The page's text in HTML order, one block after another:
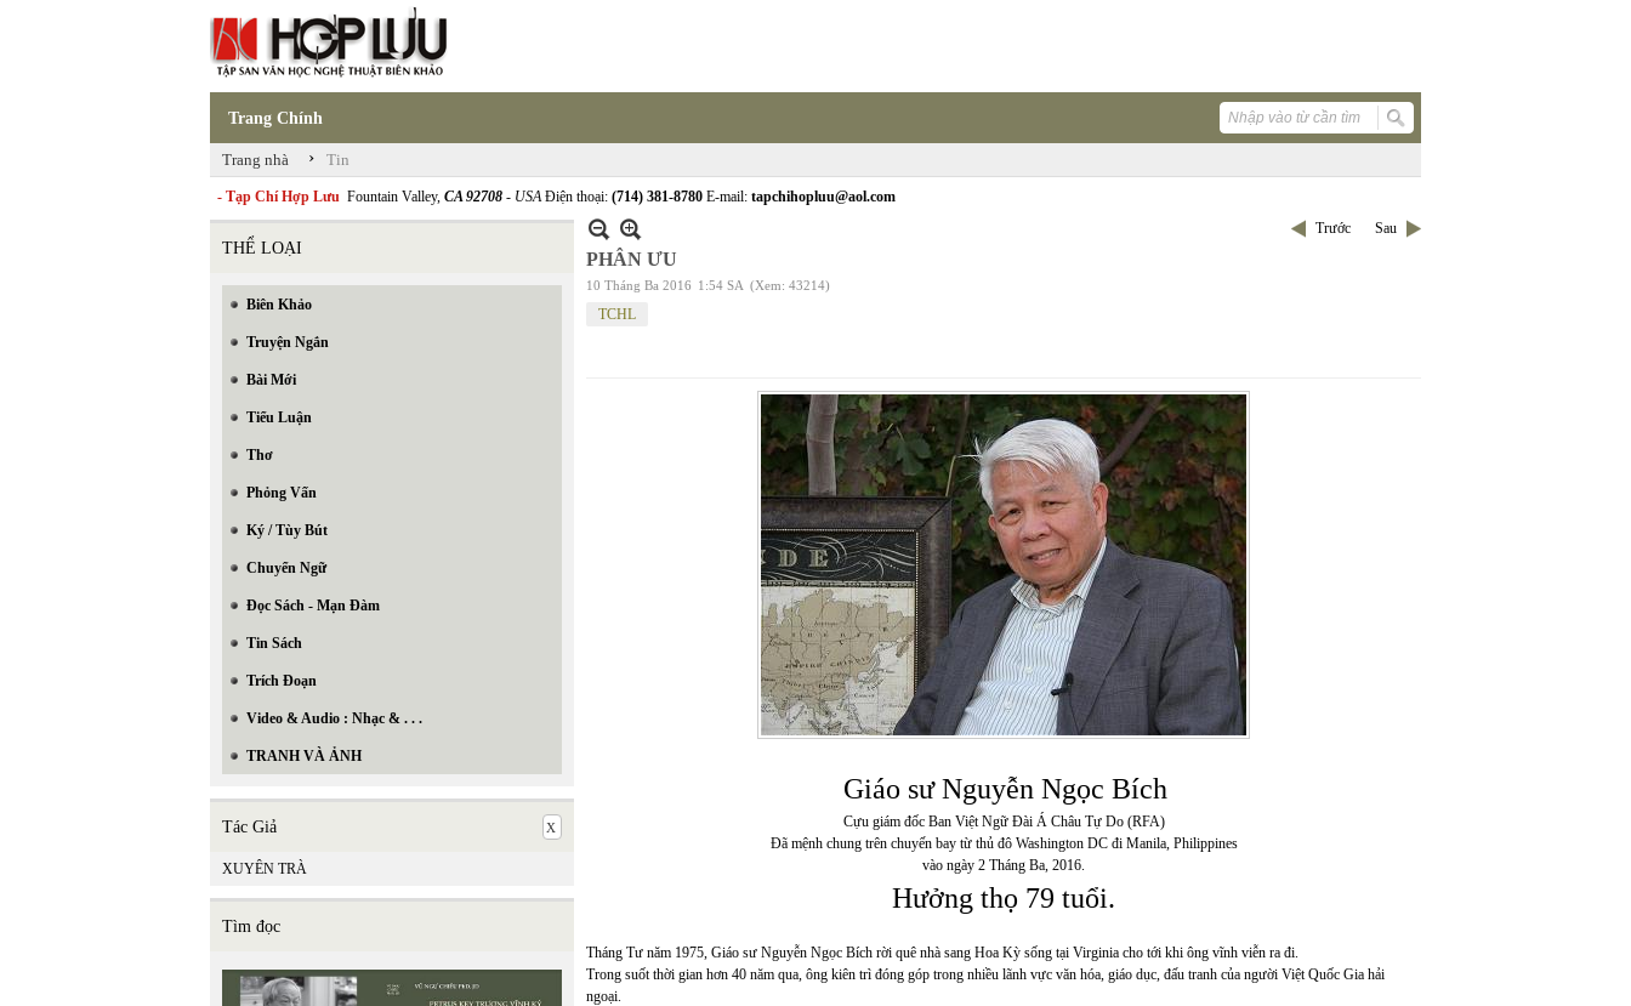
Trang Chính
Trang nhà › Tin
- Tạp Chí Hợp Lưu Fountain Valley, CA 92708 - USAĐiện thoại: (714) 381-8780 E-mail: tapchihopluu@aol.com
THỂ LOẠI
Biên Khảo
Truyện Ngắn
Bài Mới
Tiểu Luận
Thơ
Phỏng Vấn
Ký / Tùy Bút
Chuyển Ngữ
Đọc Sách - Mạn Đàm
Tin Sách
Trích Đoạn
Video & Audio : Nhạc & . . .
TRANH VÀ ẢNH
Tác Giả
XUYÊN TRÀ
Tìm đọc
Trước Sau
PHÂN ƯU
10 Tháng Ba 2016 1:54 SA (Xem: 43214)
TCHL
Giáo sư Nguyễn Ngọc Bích
Cựu giám đốc Ban Việt Ngữ Đài Á Châu Tự Do (RFA)
Đã mệnh chung trên chuyến bay từ thủ đô Washington DC đi Manila, Philippines
vào ngày 2 Tháng Ba, 2016.
Hưởng thọ 79 tuổi.
Tháng Tư năm 1975, Giáo sư Nguyễn Ngọc Bích rời quê nhà sang Hoa Kỳ sống tại Virginia cho tới khi ông vĩnh viễn ra đi.
Trong suốt thời gian hơn 40 năm qua, ông kiên trì đóng góp trong nhiều lãnh vực văn hóa, giáo dục, đấu tranh của người Việt Quốc Gia hải
ngoại.